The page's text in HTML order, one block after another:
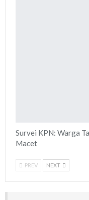
Survei KPN: Warga
Macet
PREV NEXT